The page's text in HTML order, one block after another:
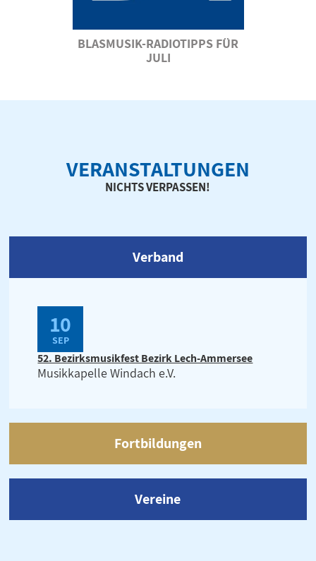
BLASMUSIK-RADIOTIPPS FÜR
JULI
VERANSTALTUNGEN
NICHTS VERPASSEN!
Verband
10
SEP
52. Bezirksmusikfest Bezirk Lech-Ammersee
Musikkapelle Windach e.V.
Fortbildungen
Vereine